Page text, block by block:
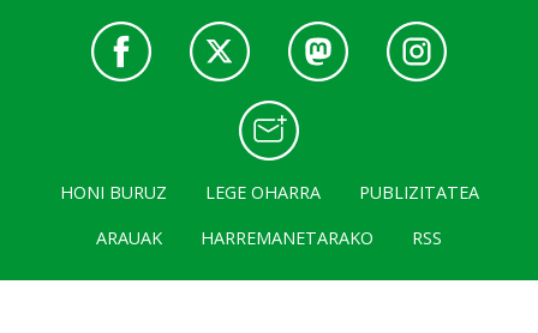
HONI BURUZ LEGE OHARRA
PUBLIZITATEA
ARAUAK
HARREMANETARAKO RSS